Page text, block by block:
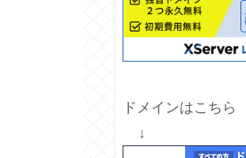
ドメインはこちら
↓